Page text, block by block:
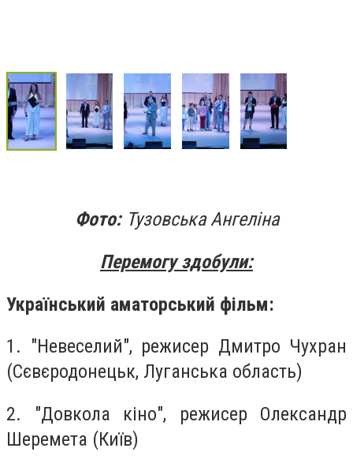
Фото:Тузовська Ангеліна
Перемогу здобули:
Український аматорський фільм:
1. "Невеселий", режисер Дмитро Чухран
(Сєвєродонецьк, Луганська область)
2. "Довкола кіно", режисер Олександр
Шеремета (Київ)